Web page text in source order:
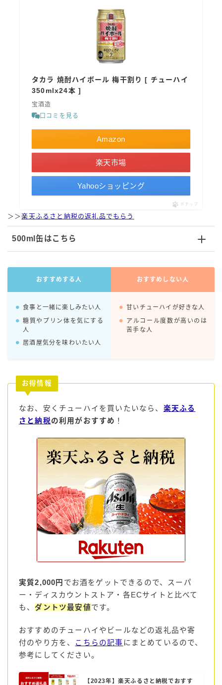
ザ・カクテルクラフト
Slat(すらっと）
月庵
FRUITZER (フルーツァー）
濃いめのレモンサワー
三ツ星グレフルサワー
レモン・ザ・リッチ
WATER SOUR(ウォーターサワ)
宝酒造
焼酎ハイボール
宝焼酎のお茶割りシリーズ
極上フルーツサワー
タンチュー
檸檬堂
WATTA
natura WATTA
ちゅらWATTA
合同酒精
お得情報
楽天
タカラ 焼酎ハイボール 梅干割り [ チューハイ
350mlx24本 ]
宝酒造
口コミを見る
Amazon
楽天市場
Yahooショッピング
ポチップ
＞＞楽天ふるさと納税の返礼品でもらう
500ml缶はこちら
おすすめする人 おすすめしない人
食事と一緒に楽しみたい人
糖質やプリン体を気にする
人
居酒屋気分を味わいたい人
甘いチューハイが好きな人
アルコール度数が高いのは
苦手な人
お得情報
なお、安くチューハイを買いたいなら、 楽天ふる
さと納税の利用がおすすめ ！
実質2,000円 でお酒をゲットできるので、スーパ
ー・ディスカウントストア・各ECサイトと比べて
も、ダントツ最安値です。
おすすめのチューハイやビールなどの返礼品や寄
付のやり方を、 こちらの記事 にまとめているので、
参考にしてください。
【2023年】楽天ふるさと納税でおすす